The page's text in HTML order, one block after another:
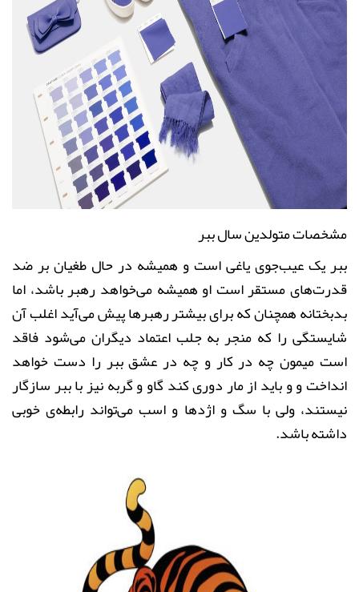
مشخصات متولدین سال ببر
ببر یک عیب‌جوی یاغی است و همیشه در حال طغیان بر ضد
قدرت‌های مستقر است او همیشه می‌خواهد رهبر باشد، اما
بدبختانه همچنان ‌که برای بیشتر رهبر‌ها پیش می‌آید اغلب آن
شایستگی را که منجر به جلب اعتماد دیگران می‌شود فاقد
است میمون چه در کار و چه در عشق ببر را دست خواهد
انداخت و و باید از مار دوری کند گاو و گربه نیز با ببر سازگار
نیستند، ولی با سگ و اژد‌ها و اسب می‌تواند رابطه‌ی خوبی
داشته باشد.